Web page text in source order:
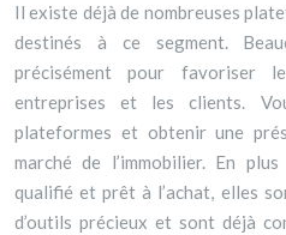
Il existe déjà de nombreuses
destinés à ce segment.
précisément pour favoriser
entreprises et les clients.
plateformes et obtenir une
marché de l’immobilier. En
qualifié et prêt à l’achat, elles
d’outils précieux et sont déjà